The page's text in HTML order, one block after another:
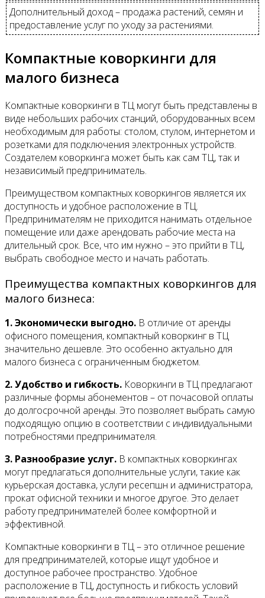
Дополнительный доход – продажа растений, семян и
предоставление услуг по уходу за растениями.
Компактные коворкинги для
малого бизнеса
Компактные коворкинги в ТЦ могут быть представлены в
виде небольших рабочих станций, оборудованных всем
необходимым для работы: столом, стулом, интернетом и
розетками для подключения электронных устройств.
Создателем коворкинга может быть как сам ТЦ, так и
независимый предприниматель.
Преимуществом компактных коворкингов является их
доступность и удобное расположение в ТЦ.
Предпринимателям не приходится нанимать отдельное
помещение или даже арендовать рабочие места на
длительный срок. Все, что им нужно – это прийти в ТЦ,
выбрать свободное место и начать работать.
Преимущества компактных коворкингов для
малого бизнеса:
1. Экономически выгодно. В отличие от аренды
офисного помещения, компактный коворкинг в ТЦ
значительно дешевле. Это особенно актуально для
малого бизнеса с ограниченным бюджетом.
2. Удобство и гибкость. Коворкинги в ТЦ предлагают
различные формы абонементов – от почасовой оплаты
до долгосрочной аренды. Это позволяет выбрать самую
подходящую опцию в соответствии с индивидуальными
потребностями предпринимателя.
3. Разнообразие услуг. В компактных коворкингах
могут предлагаться дополнительные услуги, такие как
курьерская доставка, услуги ресепшн и администратора,
прокат офисной техники и многое другое. Это делает
работу предпринимателей более комфортной и
эффективной.
Компактные коворкинги в ТЦ – это отличное решение
для предпринимателей, которые ищут удобное и
доступное рабочее пространство. Удобное
расположение в ТЦ, доступность и гибкость условий